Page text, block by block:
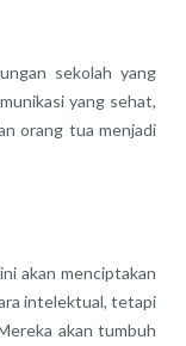
sekolah yang
yang sehat,
orang tua menjadi
akan menciptakan
intelektual, tetapi
akan tumbuh